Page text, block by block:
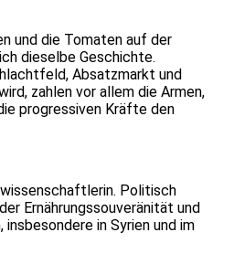
und die Tomaten auf der
dieselbe Geschichte.
Absatzmarkt und
zahlen vor allem die Armen,
progressiven Kräfte den
Politisch
Ernährungssouveränität und
in Syrien und im